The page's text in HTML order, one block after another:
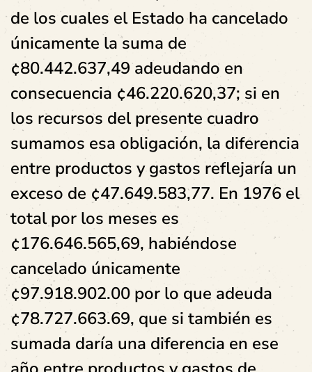
de los cuales el Estado ha cancelado
únicamente la suma de
¢80.442.637,49 adeudando en
consecuencia ¢46.220.620,37; si en
los recursos del presente cuadro
sumamos esa obligación, la diferencia
entre productos y gastos reflejaría un
exceso de ¢47.649.583,77. En 1976 el
total por los meses es
¢176.646.565,69, habiéndose
cancelado únicamente
¢97.918.902.00 por lo que adeuda
¢78.727.663.69, que si también es
sumada daría una diferencia en ese